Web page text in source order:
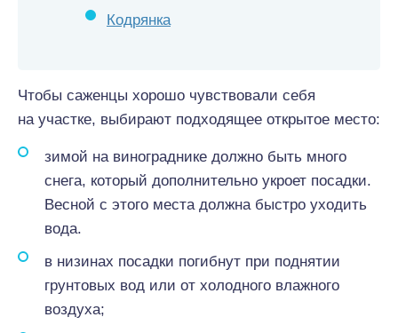
Кодрянка
Чтобы саженцы хорошо чувствовали себя
на участке, выбирают подходящее открытое место:
зимой на винограднике должно быть много
снега, который дополнительно укроет посадки.
Весной с этого места должна быстро уходить
вода.
в низинах посадки погибнут при поднятии
грунтовых вод или от холодного влажного
воздуха;